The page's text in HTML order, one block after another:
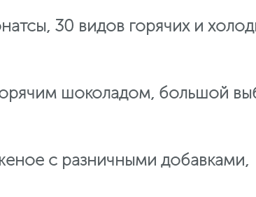
30 видов горячих и
шоколадом, большой
с разничными добавками,